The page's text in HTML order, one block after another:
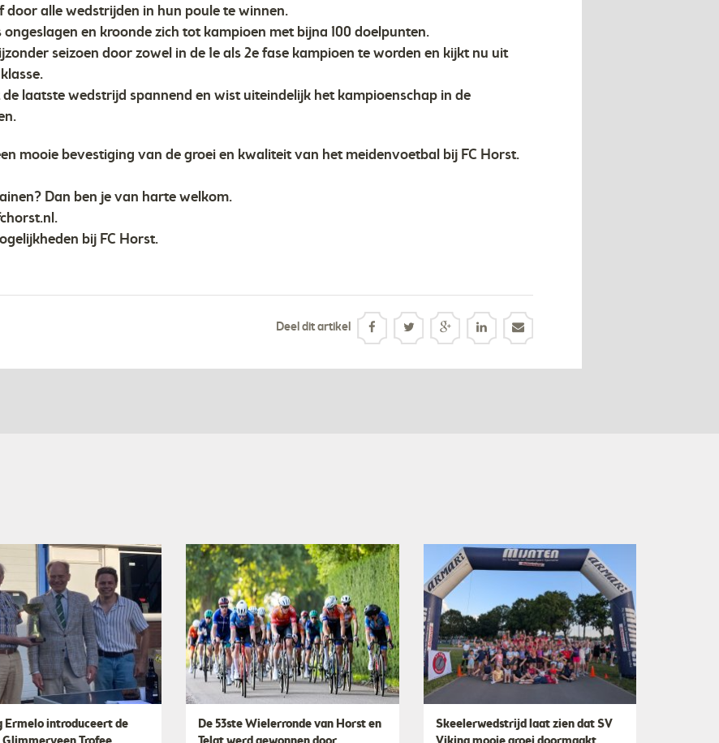
door alle wedstrijden in hun poule te winnen.
ongeslagen en kroonde zich tot kampioen met bijna 100 doelpunten.
seizoen door zowel in de 1e als 2e fase kampioen te worden en kijkt nu uit
de laatste wedstrijd spannend en wist uiteindelijk het kampioenschap in de
mooie bevestiging van de groei en kwaliteit van het meidenvoetbal bij FC Horst.
Dan ben je van harte welkom.
.
bij FC Horst.
Deel dit artikel
Ermelo introduceert de
De 53ste Wielerronde van Horst en
Skeelerwedstrijd laat zien dat SV